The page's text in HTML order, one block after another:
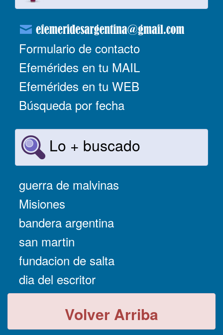
Formulario de contacto
Efemérides en tu MAIL
Efemérides en tu WEB
Búsqueda por fecha
Lo + buscado
guerra de malvinas
Misiones
bandera argentina
san martin
fundacion de salta
dia del escritor
Volver Arriba